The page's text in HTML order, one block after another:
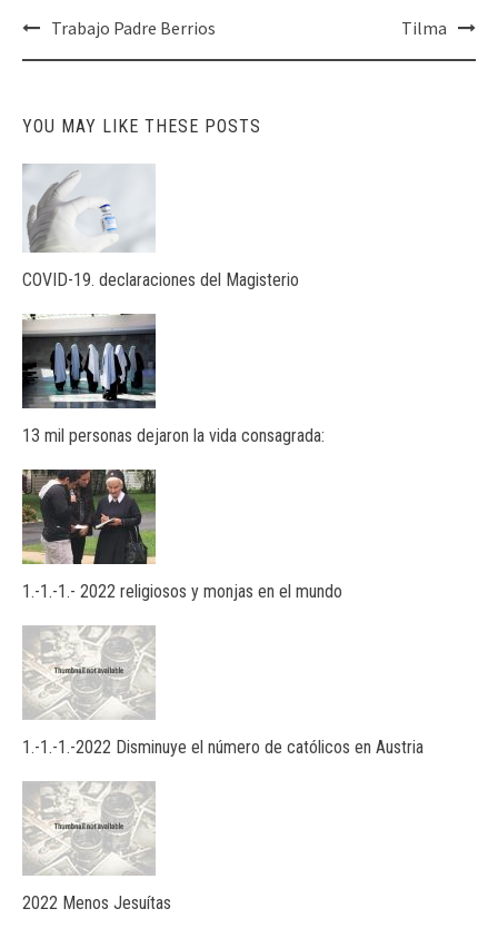
Post
navigation
Trabajo Padre Berrios Tilma
YOU MAY LIKE THESE POSTS
COVID-19. declaraciones del Magisterio
13 mil personas dejaron la vida consagrada:
1.-1.-1.- 2022 religiosos y monjas en el mundo
1.-1.-1.-2022 Disminuye el número de católicos en Austria
2022 Menos Jesuítas